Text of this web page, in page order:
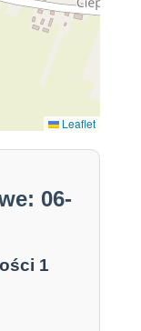
Leaflet
06-
1